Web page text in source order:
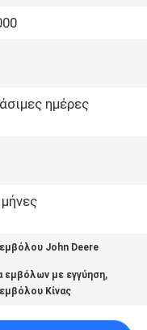
ημέρες
John Deere
εμβόλων με εγγύηση,
Κίνας